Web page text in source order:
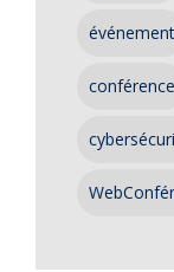
événement
conférence